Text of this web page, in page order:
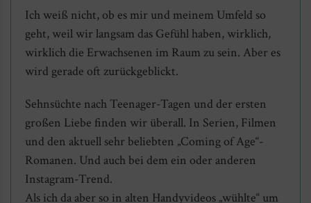
Ich weiß nicht, ob es mir und meinem Umfeld so
geht, weil wir langsam das Gefühl haben, wirklich,
wirklich die Erwachsenen im Raum zu sein. Aber es
wird gerade oft zurückgeblickt.
Sehnsüchte nach Teenager-Tagen und der ersten
großen Liebe finden wir überall. In Serien, Filmen
und den aktuell sehr beliebten „Coming of Age“-
Romanen. Und auch bei dem ein oder anderen
Instagram-Trend.
Als ich da aber so in alten Handyvideos „wühlte“ um